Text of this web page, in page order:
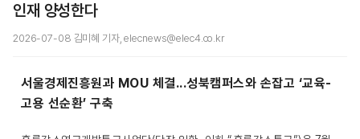
인재 양성한다
2026-07-08 김미혜 기자, elecnews@elec4.co.kr
서울경제진흥원과 MOU 체결...성북캠퍼스와 손잡고 ‘교육-
고용 선순환’ 구축